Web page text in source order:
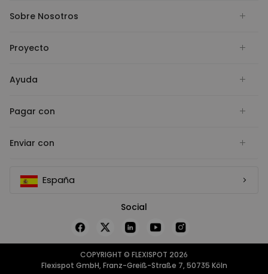
Sobre Nosotros
Proyecto
Ayuda
Pagar con
Enviar con
España
Social
COPYRIGHT © FLEXISPOT 2026
Flexispot GmbH, Franz-Greiß-Straße 7, 50735 Köln